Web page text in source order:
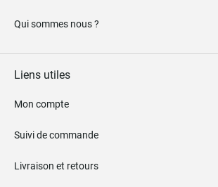
Qui sommes nous ?
Liens utiles
Mon compte
Suivi de commande
Livraison et retours